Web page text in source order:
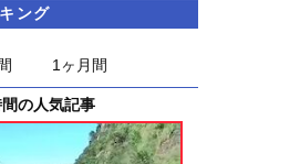
ング
1ヶ月間
の人気記事